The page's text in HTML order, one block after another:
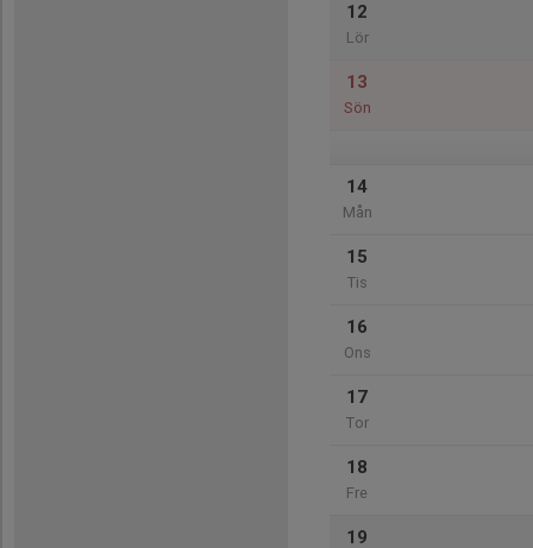
12
Lör
13
Sön
14
Mån
15
Tis
16
Ons
17
Tor
18
Fre
19